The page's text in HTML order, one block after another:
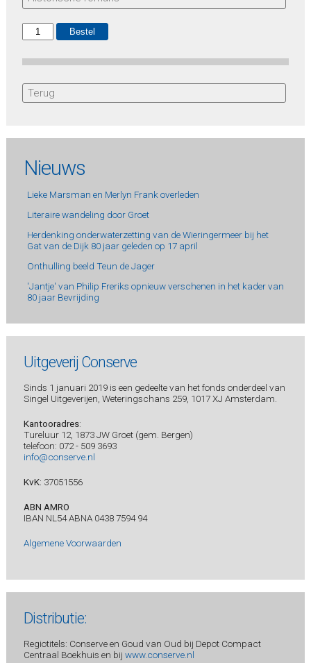
Terug
Nieuws
Lieke Marsman en Merlyn Frank overleden
Literaire wandeling door Groet
Herdenking onderwaterzetting van de Wieringermeer bij het
Gat van de Dijk 80 jaar geleden op 17 april
Onthulling beeld Teun de Jager
'Jantje' van Philip Freriks opnieuw verschenen in het kader van
80 jaar Bevrijding
Uitgeverij Conserve
Sinds 1 januari 2019 is een gedeelte van het fonds onderdeel van
Singel Uitgeverijen, Weteringschans 259, 1017 XJ Amsterdam.
Kantooradres:
Tureluur 12, 1873 JW Groet (gem. Bergen)
telefoon: 072 - 509 3693
info@conserve.nl
KvK: 37051556
ABN AMRO
IBAN NL54 ABNA 0438 7594 94
Algemene Voorwaarden
Distributie:
Regiotitels: Conserve en Goud van Oud bij Depot Compact
Centraal Boekhuis en bij www.conserve.nl